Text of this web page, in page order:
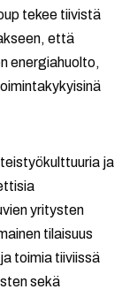
tekee tiivistä
että
energiahuolto,
ja
yritysten
tilaisuus
toimia tiiviissä
sekä